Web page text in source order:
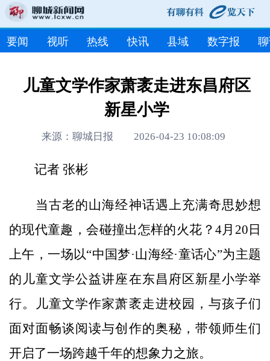
要闻 视听 热线 快讯 县域 数字报
儿童文学作家萧袤走进东昌府区
新星小学
来源：聊城日报 2026-04-23 10:08:09
记者 张彬
当古老的山海经神话遇上充满奇思妙想
的现代童趣，会碰撞出怎样的火花？4月20日
上午，一场以“中国梦·山海经·童话心”为主题
的儿童文学公益讲座在东昌府区新星小学举
行。儿童文学作家萧袤走进校园，与孩子们
面对面畅谈阅读与创作的奥秘，带领师生们
开启了一场跨越千年的想象力之旅。